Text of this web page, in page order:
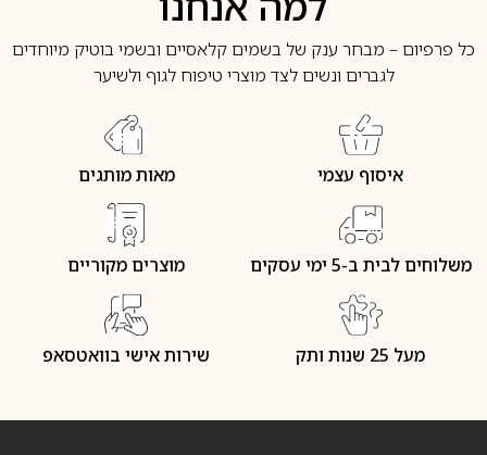
כל פרפיום – מבחר ענק של בשמים קלאסיים ובשמי בוטיק מיוחדים
לגברים ונשים לצד מוצרי טיפוח לגוף ולשיער
איסוף עצמי מאות מותגים
משלוחים לבית ב-5 ימי עסקים מוצרים מקוריים
מעל 25 שנות ותק שירות אישי בוואטסאפ